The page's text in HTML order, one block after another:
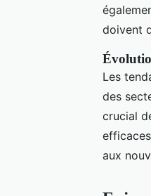
doivent
Les
des
crucial
aux